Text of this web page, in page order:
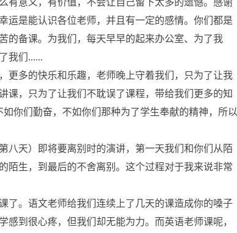
意义，有价值，不会让自己留下太多的遗憾。感谢
运是能认识各位老师，并且有一定的感情。你们都是
的备课。为我们，每天早早的起来办公室、为了我
我们......
更多的快乐和乐趣，老师晚上守着我们，只为了让我
课，只为了让我们不耽误了课程，带给我们更多的知
你们勤奋，不如你们那种为了学生奉献的精神，所以
八天）即将要离别时的演讲，第一天我们和你们从陌
陌生，到最后的不舍离别。这个过程对于我来说非常
了。语文老师给我们连续上了几天的课造成你的嗓子
到很心疼，但我们却无能为力。而英语老师课呢，